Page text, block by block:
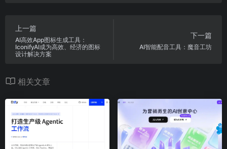
上一篇
AI高效App图标生成工具：
IconifyAI成为高效、经济的图标
设计解决方案
下一篇
AI智能配音工具：魔音工坊
相关文章